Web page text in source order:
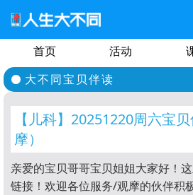
首页 活动
大不同宝贝伴读
【儿科】20251220周六宝
摩）
亲爱的宝贝哥哥宝贝姐姐大家好！
链接！欢迎各位服务/观摩的伙伴积